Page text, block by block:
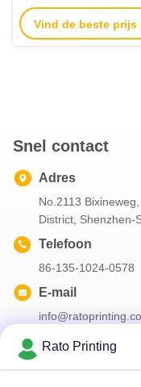
Verpakking Kaars
Verpakking
Vind de beste prijs
Snel contact
Adres
No.2113
District, Shenzhen-
Telefoon
86-135-1024-0578
E-mail
Rato Printing